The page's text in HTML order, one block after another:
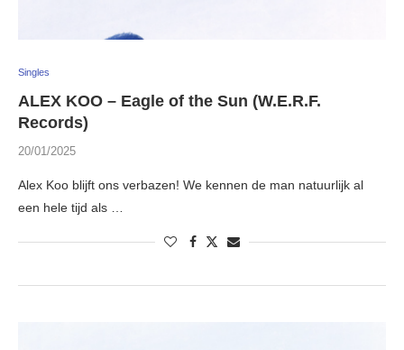
Singles
ALEX KOO – Eagle of the Sun (W.E.R.F.
Records)
20/01/2025
Alex Koo blijft ons verbazen! We kennen de man natuurlijk al
een hele tijd als …